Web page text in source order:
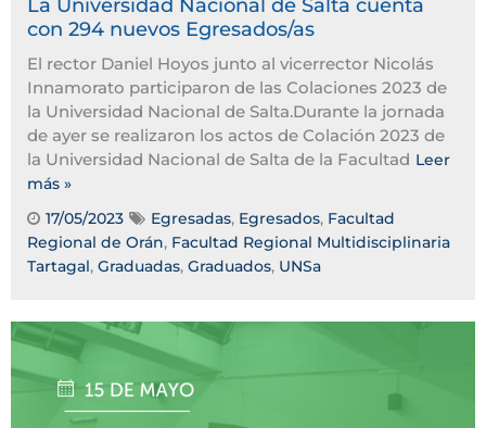
La Universidad Nacional de Salta cuenta
con 294 nuevos Egresados/as
El rector Daniel Hoyos junto al vicerrector Nicolás
Innamorato participaron de las Colaciones 2023 de
la Universidad Nacional de Salta.Durante la jornada
de ayer se realizaron los actos de Colación 2023 de
la Universidad Nacional de Salta de la Facultad Leer
más »
17/05/2023
Egresadas, Egresados, Facultad
Regional de Orán, Facultad Regional Multidisciplinaria
Tartagal, Graduadas, Graduados, UNSa
Tags: